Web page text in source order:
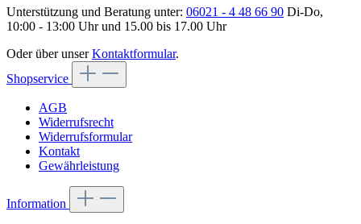
Unterstützung und Beratung unter: 06021 - 4 48 66 90 Di-Do,
10:00 - 13:00 Uhr und 15.00 bis 17.00 Uhr
Oder über unserKontaktformular.
Shopservice
AGB
Widerrufsrecht
Widerrufsformular
Kontakt
Gewährleistung
Information